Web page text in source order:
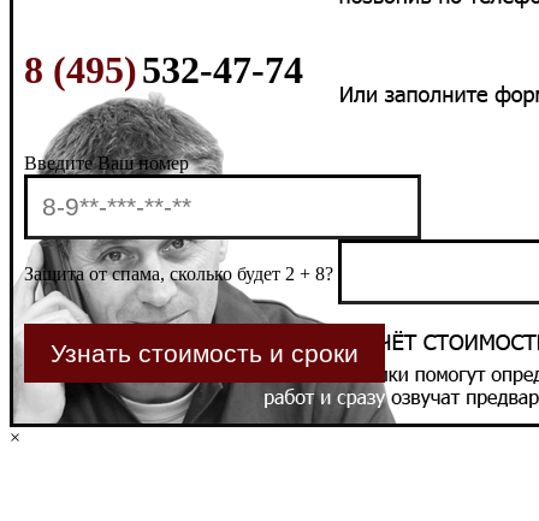
8 (495)532-47-74
Введите Ваш номер
Защита от спама, сколько будет 2 + 8?
×